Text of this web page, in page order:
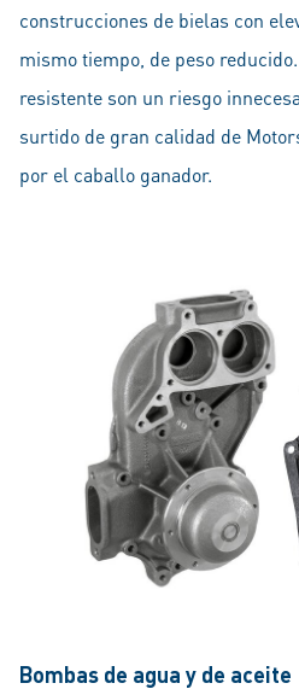
construcciones de bielas con
mismo tiempo, de peso
resistente son un riesgo
surtido de gran calidad de
por el caballo ganador.
Bombas de agua y de aceite